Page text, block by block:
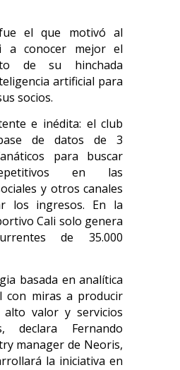
el que motivó al
a conocer mejor el
de su hinchada
artificial para
socios.
e inédita: el club
de datos de 3
para buscar
en las
y otros canales
los ingresos. En la
Cali solo genera
de 35.000
basada en analítica
con miras a producir
alto valor y servicios
declara Fernando
manager de Neoris,
la iniciativa en